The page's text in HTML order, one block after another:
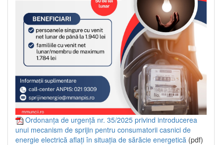
Ordonanța de urgență nr. 35/2025 privind introducerea
unui mecanism de sprijin pentru consumatorii casnici de
energie electrică aflați în situația de sărăcie energetică (pdf)